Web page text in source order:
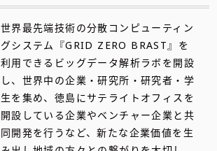
世界最先端技術の分散コンピューティン
グシステム『GRID ZERO BRAST』を
利用できるビッグデータ解析ラボを開設
し、世界中の企業・研究所・研究者・学
生を集め、徳島にサテライトオフィスを
開設している企業やベンチャー企業と共
同開発を行うなど、新たな企業価値を生